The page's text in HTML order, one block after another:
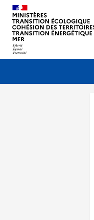
Navigation
Menu principal